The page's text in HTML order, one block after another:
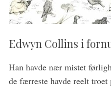
Edwyn Collins i
Han havde nær mistet
de færreste havde reelt troet